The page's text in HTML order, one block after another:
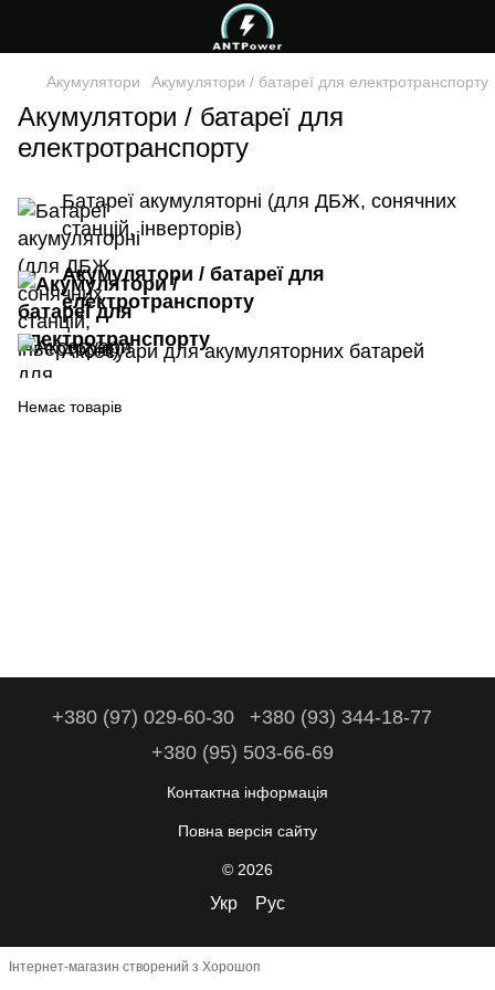
Акумулятори Акумулятори / батареї для електротранспорту
Акумулятори / батареї для
електротранспорту
Батареї акумуляторні (для ДБЖ, сонячних
станцій, інверторів)
Акумулятори / батареї для
електротранспорту
Аксесуари для акумуляторних батарей
Немає товарів
+380 (97) 029-60-30
+380 (93) 344-18-77
+380 (95) 503-66-69
Контактна інформація
Повна версія сайту
© 2026
Укр Рус
Інтернет-магазин створений з Хорошоп